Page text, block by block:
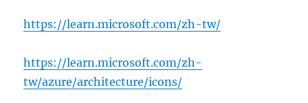
https://learn.microsoft.com/zh-tw/
https://learn.microsoft.com/zh-
tw/azure/architecture/icons/